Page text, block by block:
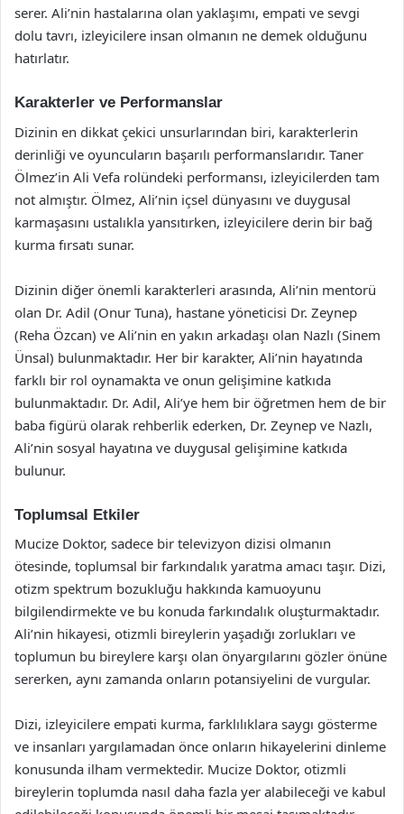
serer. Ali’nin hastalarına olan yaklaşımı, empati ve sevgi
dolu tavrı, izleyicilere insan olmanın ne demek olduğunu
hatırlatır.
Karakterler ve Performanslar
Dizinin en dikkat çekici unsurlarından biri, karakterlerin
derinliği ve oyuncuların başarılı performanslarıdır. Taner
Ölmez’in Ali Vefa rolündeki performansı, izleyicilerden tam
not almıştır. Ölmez, Ali’nin içsel dünyasını ve duygusal
karmaşasını ustalıkla yansıtırken, izleyicilere derin bir bağ
kurma fırsatı sunar.
Dizinin diğer önemli karakterleri arasında, Ali’nin mentorü
olan Dr. Adil (Onur Tuna), hastane yöneticisi Dr. Zeynep
(Reha Özcan) ve Ali’nin en yakın arkadaşı olan Nazlı (Sinem
Ünsal) bulunmaktadır. Her bir karakter, Ali’nin hayatında
farklı bir rol oynamakta ve onun gelişimine katkıda
bulunmaktadır. Dr. Adil, Ali’ye hem bir öğretmen hem de bir
baba figürü olarak rehberlik ederken, Dr. Zeynep ve Nazlı,
Ali’nin sosyal hayatına ve duygusal gelişimine katkıda
bulunur.
Toplumsal Etkiler
Mucize Doktor, sadece bir televizyon dizisi olmanın
ötesinde, toplumsal bir farkındalık yaratma amacı taşır. Dizi,
otizm spektrum bozukluğu hakkında kamuoyunu
bilgilendirmekte ve bu konuda farkındalık oluşturmaktadır.
Ali’nin hikayesi, otizmli bireylerin yaşadığı zorlukları ve
toplumun bu bireylere karşı olan önyargılarını gözler önüne
sererken, aynı zamanda onların potansiyelini de vurgular.
Dizi, izleyicilere empati kurma, farklılıklara saygı gösterme
ve insanları yargılamadan önce onların hikayelerini dinleme
konusunda ilham vermektedir. Mucize Doktor, otizmli
bireylerin toplumda nasıl daha fazla yer alabileceği ve kabul